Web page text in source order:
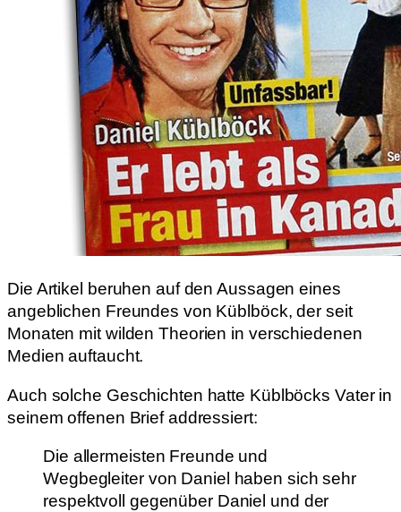
Die Artikel beruhen auf den Aussagen eines
angeblichen Freundes von Kübl­böck, der seit
Monaten mit wilden Theorien in verschiedenen
Medien auftaucht.
Auch solche Geschichten hatte Küblböcks Vater in
seinem offenen Brief addressiert:
Die allermeisten Freunde und
Wegbegleiter von Daniel haben sich sehr
respektvoll gegenüber Daniel und der